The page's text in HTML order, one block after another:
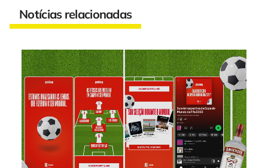
Notícias relacionadas